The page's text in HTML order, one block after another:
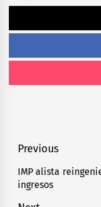
Navegación
de
entradas
Previous
Previous
post:
IMP alista
ingresos